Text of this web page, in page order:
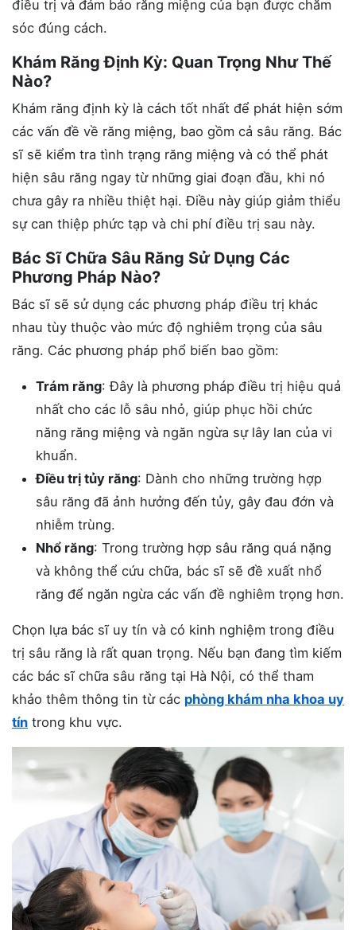
điều trị và đảm bảo răng miệng của bạn được chăm
sóc đúng cách.
Khám Răng Định Kỳ: Quan Trọng Như Thế
Nào?
Khám răng định kỳ là cách tốt nhất để phát hiện sớm
các vấn đề về răng miệng, bao gồm cả sâu răng. Bác
sĩ sẽ kiểm tra tình trạng răng miệng và có thể phát
hiện sâu răng ngay từ những giai đoạn đầu, khi nó
chưa gây ra nhiều thiệt hại. Điều này giúp giảm thiểu
sự can thiệp phức tạp và chi phí điều trị sau này.
Bác Sĩ Chữa Sâu Răng Sử Dụng Các
Phương Pháp Nào?
Bác sĩ sẽ sử dụng các phương pháp điều trị khác
nhau tùy thuộc vào mức độ nghiêm trọng của sâu
răng. Các phương pháp phổ biến bao gồm:
Trám răng: Đây là phương pháp điều trị hiệu quả
nhất cho các lỗ sâu nhỏ, giúp phục hồi chức
năng răng miệng và ngăn ngừa sự lây lan của vi
khuẩn.
Điều trị tủy răng: Dành cho những trường hợp
sâu răng đã ảnh hưởng đến tủy, gây đau đớn và
nhiễm trùng.
Nhổ răng: Trong trường hợp sâu răng quá nặng
và không thể cứu chữa, bác sĩ sẽ đề xuất nhổ
răng để ngăn ngừa các vấn đề nghiêm trọng hơn.
Chọn lựa bác sĩ uy tín và có kinh nghiệm trong điều
trị sâu răng là rất quan trọng. Nếu bạn đang tìm kiếm
các bác sĩ chữa sâu răng tại Hà Nội, có thể tham
khảo thêm thông tin từ các phòng khám nha khoa uy
tín trong khu vực.